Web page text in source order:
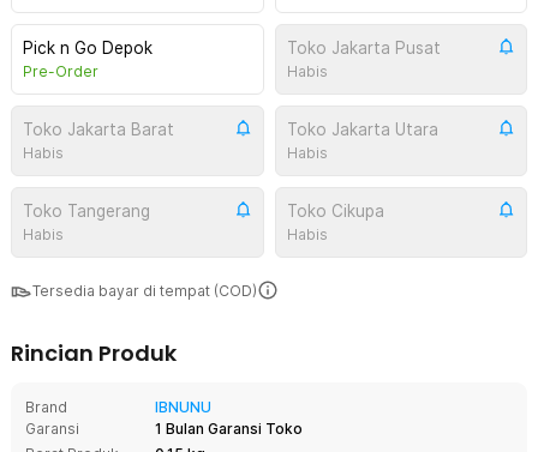
Pick n Go Depok
Pre-Order
Toko Jakarta Pusat
Habis
Toko Jakarta Barat
Habis
Toko Jakarta Utara
Habis
Toko Tangerang
Habis
Toko Cikupa
Habis
Tersedia bayar di tempat (COD)
Rincian Produk
Brand
IBNUNU
Garansi
1 Bulan Garansi Toko